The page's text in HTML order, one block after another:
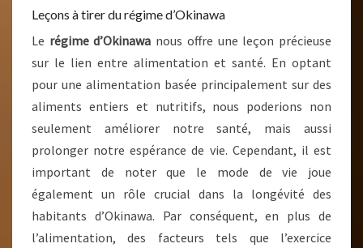
Leçons à tirer du régime d’Okinawa
Le régime d’Okinawa nous offre une leçon précieuse
sur le lien entre alimentation et santé. En optant
pour une alimentation basée principalement sur des
aliments entiers et nutritifs, nous poderions non
seulement améliorer notre santé, mais aussi
prolonger notre espérance de vie. Cependant, il est
important de noter que le mode de vie joue
également un rôle crucial dans la longévité des
habitants d’Okinawa. Par conséquent, en plus de
l’alimentation, des facteurs tels que l’exercice